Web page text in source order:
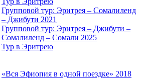
Групповой тур: Эритрея – Cомалиленд
– Джибути 2021
Групповой тур: Эритрея – Джибути –
Сомалиленд – Сомали 2025
Тур в Эритрею
«Вся Эфиопия в одной поездке» 2018